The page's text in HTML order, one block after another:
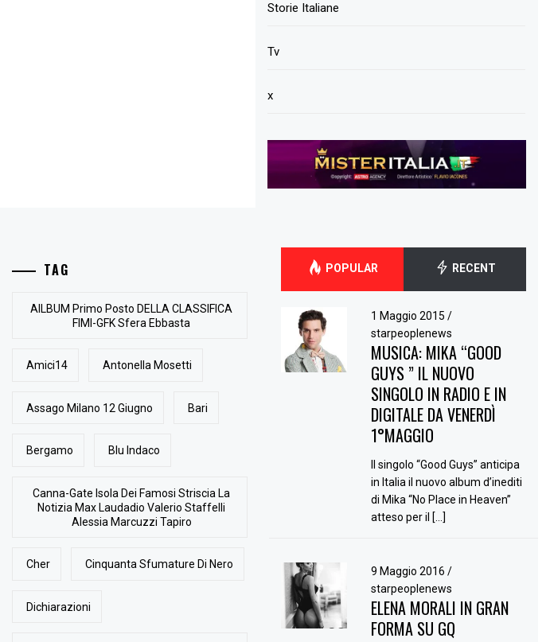
Storie Italiane
Tv
x
TAG
AlLBUM Primo Posto DELLA CLASSIFICA
FIMI-GFK Sfera Ebbasta
Amici14 Antonella Mosetti
Assago Milano 12 Giugno Bari
Bergamo Blu Indaco
Canna-Gate Isola Dei Famosi Striscia La
Notizia Max Laudadio Valerio Staffelli
Alessia Marcuzzi Tapiro
Cher Cinquanta Sfumature Di Nero
Dichiarazioni
POPULAR RECENT
1 Maggio 2015 /
starpeoplenews
MUSICA: MIKA “GOOD
GUYS ” IL NUOVO
SINGOLO IN RADIO E IN
DIGITALE DA VENERDÌ
1°MAGGIO
Il singolo “Good Guys” anticipa
in Italia il nuovo album d’inediti
di Mika “No Place in Heaven”
atteso per il […]
9 Maggio 2016 /
starpeoplenews
ELENA MORALI IN GRAN
FORMA SU GQ